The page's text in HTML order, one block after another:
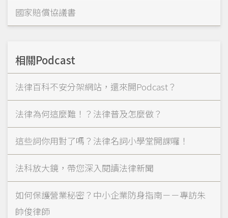
國家賠償協議書
相關Podcast
法律百科不安分架網站，還來開Podcast？
法律為何這麼難！？法律普及怎麼做？
這些詞你用對了嗎？法律名詞小學堂開課囉！
法科放大鏡，帶您深入閱讀法律新聞
如何保護營業秘密？中小企業防身指南－－專訪朱
帥俊律師